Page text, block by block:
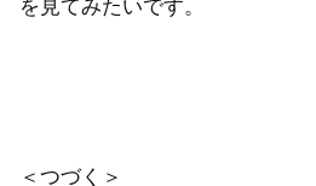
を見てみたいです。
＜つづく＞